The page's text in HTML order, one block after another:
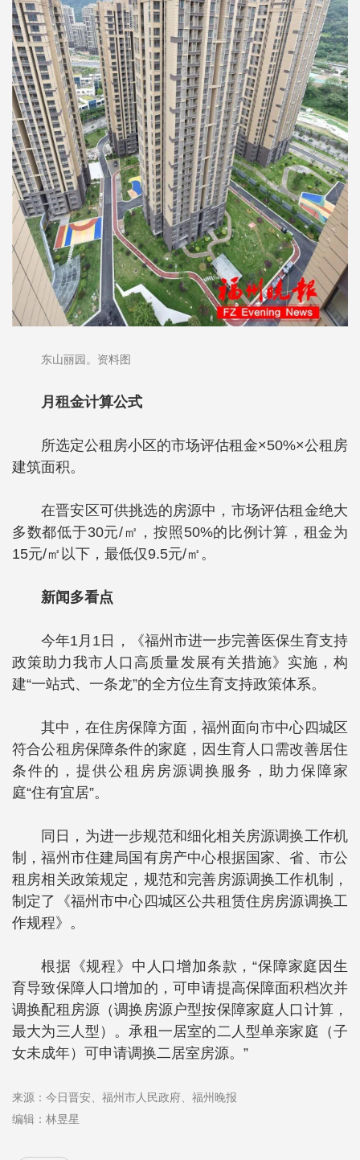
东山丽园。资料图
月租金计算公式
所选定公租房小区的市场评估租金×50%×公租房
建筑面积。
在晋安区可供挑选的房源中，市场评估租金绝大
多数都低于30元/㎡，按照50%的比例计算，租金为
15元/㎡以下，最低仅9.5元/㎡。
新闻多看点
今年1月1日，《福州市进一步完善医保生育支持
政策助力我市人口高质量发展有关措施》实施，构
建“一站式、一条龙”的全方位生育支持政策体系。
其中，在住房保障方面，福州面向市中心四城区
符合公租房保障条件的家庭，因生育人口需改善居住
条件的，提供公租房房源调换服务，助力保障家
庭“住有宜居”。
同日，为进一步规范和细化相关房源调换工作机
制，福州市住建局国有房产中心根据国家、省、市公
租房相关政策规定，规范和完善房源调换工作机制，
制定了《福州市中心四城区公共租赁住房房源调换工
作规程》。
根据《规程》中人口增加条款，“保障家庭因生
育导致保障人口增加的，可申请提高保障面积档次并
调换配租房源（调换房源户型按保障家庭人口计算，
最大为三人型）。承租一居室的二人型单亲家庭（子
女未成年）可申请调换二居室房源。”
来源：今日晋安、福州市人民政府、福州晚报
编辑：林昱星